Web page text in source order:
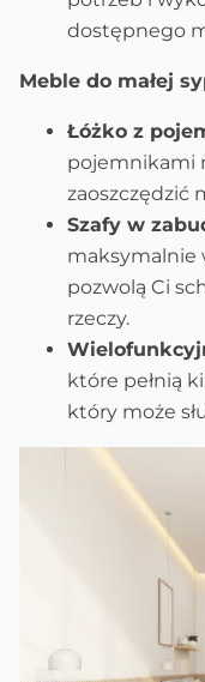
dostępnego
Meble do małej
Łóżko z
pojemnikami
zaoszczędzić
Szafy w
maksymalnie
pozwolą Ci
rzeczy.
które pełnią
który może